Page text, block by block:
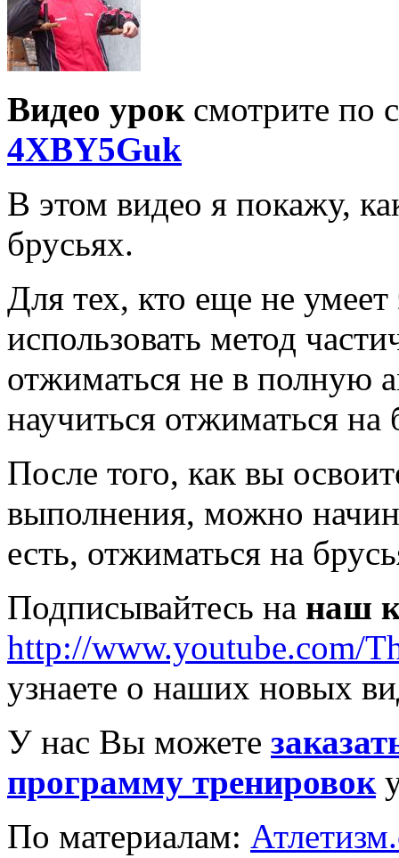
Видео уроксмотрите по
4XBY5Guk
В этом видео я покажу,
брусьях.
Для тех, кто еще не
использовать метод
отжиматься не в полную
научиться отжиматься на
После того, как вы
выполнения, можно
есть, отжиматься на
Подписывайтесь на наш
http://www.youtube.com/
узнаете о наших новых
У нас Вы можете
программу тренировок
По материалам: